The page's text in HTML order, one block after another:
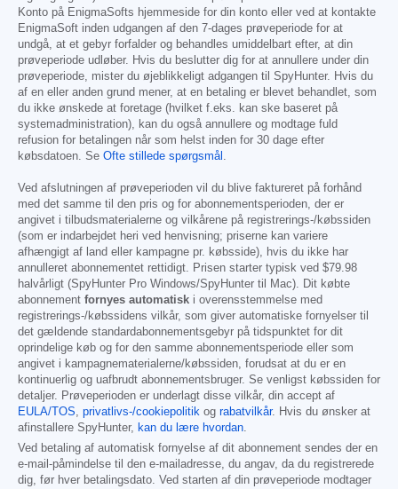
Konto på EnigmaSofts hjemmeside for din konto eller ved at kontakte
EnigmaSoft inden udgangen af den 7-dages prøveperiode for at
undgå, at et gebyr forfalder og behandles umiddelbart efter, at din
prøveperiode udløber. Hvis du beslutter dig for at annullere under din
prøveperiode, mister du øjeblikkeligt adgangen til SpyHunter. Hvis du
af en eller anden grund mener, at en betaling er blevet behandlet, som
du ikke ønskede at foretage (hvilket f.eks. kan ske baseret på
systemadministration), kan du også annullere og modtage fuld
refusion for betalingen når som helst inden for 30 dage efter
købsdatoen. Se Ofte stillede spørgsmål .
Ved afslutningen af prøveperioden vil du blive faktureret på forhånd
med det samme til den pris og for abonnementsperioden, der er
angivet i tilbudsmaterialerne og vilkårene på registrerings-/købssiden
(som er indarbejdet heri ved henvisning; priserne kan variere
afhængigt af land eller kampagne pr. købsside), hvis du ikke har
annulleret abonnementet rettidigt. Prisen starter typisk ved $79.98
halvårligt (SpyHunter Pro Windows/SpyHunter til Mac). Dit købte
abonnement fornyes automatisk i overensstemmelse med
registrerings-/købssidens vilkår, som giver automatiske fornyelser til
det gældende standardabonnementsgebyr på tidspunktet for dit
oprindelige køb og for den samme abonnementsperiode eller som
angivet i kampagnematerialerne/købssiden, forudsat at du er en
kontinuerlig og uafbrudt abonnementsbruger. Se venligst købssiden for
detaljer. Prøveperioden er underlagt disse vilkår, din accept af
EULA/TOS, privatlivs-/cookiepolitik og rabatvilkår. Hvis du ønsker at
afinstallere SpyHunter, kan du lære hvordan.
Ved betaling af automatisk fornyelse af dit abonnement sendes der en
e-mail-påmindelse til den e-mailadresse, du angav, da du registrerede
dig, før hver betalingsdato. Ved starten af din prøveperiode modtager